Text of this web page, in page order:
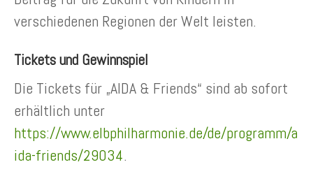
verschiedenen Regionen der Welt leisten.
Tickets und Gewinnspiel
Die Tickets für „AIDA & Friends“ sind ab sofort
erhältlich unter
https://www.elbphilharmonie.de/de/programm/a
ida-friends/29034.